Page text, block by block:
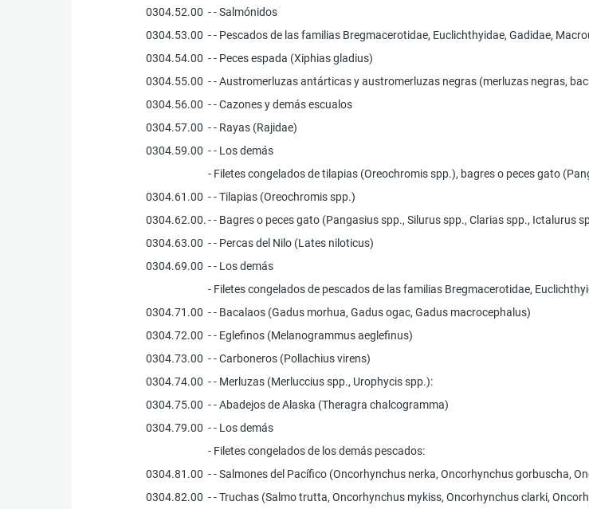
0304.52.00 - - Salmónidos
0304.53.00 - - Pescados de las familias Bregmacerotidae, Euclichthyidae, Gadidae,
0304.54.00 - - Peces espada (Xiphias gladius)
0304.55.00 - - Austromerluzas antárticas y austromerluzas negras (merluzas negras,
0304.56.00 - - Cazones y demás escualos
0304.57.00 - - Rayas (Rajidae)
0304.59.00 - - Los demás
- Filetes congelados de tilapias (Oreochromis spp.), bagres o peces gato
0304.61.00 - - Tilapias (Oreochromis spp.)
0304.62.00.- - Bagres o peces gato (Pangasius spp., Silurus spp., Clarias spp., Ictalurus
0304.63.00 - - Percas del Nilo (Lates niloticus)
0304.69.00 - - Los demás
- Filetes congelados de pescados de las familias Bregmacerotidae,
0304.71.00 - - Bacalaos (Gadus morhua, Gadus ogac, Gadus macrocephalus)
0304.72.00 - - Eglefinos (Melanogrammus aeglefinus)
0304.73.00 - - Carboneros (Pollachius virens)
0304.74.00 - - Merluzas (Merluccius spp., Urophycis spp.):
0304.75.00 - - Abadejos de Alaska (Theragra chalcogramma)
0304.79.00 - - Los demás
- Filetes congelados de los demás pescados:
0304.81.00 - - Salmones del Pacífico (Oncorhynchus nerka, Oncorhynchus gorbuscha,
0304.82.00 - - Truchas (Salmo trutta, Oncorhynchus mykiss, Oncorhynchus clarki,